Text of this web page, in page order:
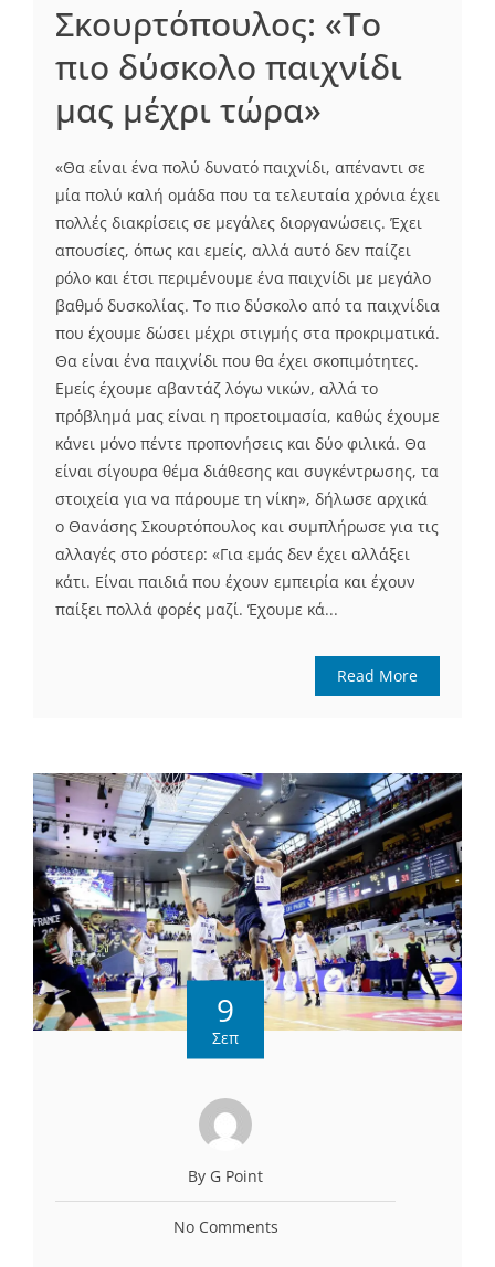
Σκουρτόπουλος: «Το
πιο δύσκολο παιχνίδι
μας μέχρι τώρα»
«Θα είναι ένα πολύ δυνατό παιχνίδι, απέναντι σε
μία πολύ καλή ομάδα που τα τελευταία χρόνια έχει
πολλές διακρίσεις σε μεγάλες διοργανώσεις. Έχει
απουσίες, όπως και εμείς, αλλά αυτό δεν παίζει
ρόλο και έτσι περιμένουμε ένα παιχνίδι με μεγάλο
βαθμό δυσκολίας. Το πιο δύσκολο από τα παιχνίδια
που έχουμε δώσει μέχρι στιγμής στα προκριματικά.
Θα είναι ένα παιχνίδι που θα έχει σκοπιμότητες.
Εμείς έχουμε αβαντάζ λόγω νικών, αλλά το
πρόβλημά μας είναι η προετοιμασία, καθώς έχουμε
κάνει μόνο πέντε προπονήσεις και δύο φιλικά. Θα
είναι σίγουρα θέμα διάθεσης και συγκέντρωσης, τα
στοιχεία για να πάρουμε τη νίκη», δήλωσε αρχικά
ο Θανάσης Σκουρτόπουλος και συμπλήρωσε για τις
αλλαγές στο ρόστερ: «Για εμάς δεν έχει αλλάξει
κάτι. Είναι παιδιά που έχουν εμπειρία και έχουν
παίξει πολλά φορές μαζί. Έχουμε κά...
Read More
9
Σεπ
By G Point
No Comments